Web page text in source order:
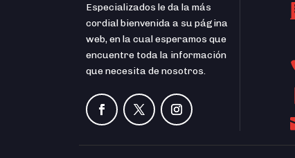
Especializados le da la más
cordial bienvenida a su página
web, en la cual esperamos que
encuentre toda la información
que necesita de nosotros.